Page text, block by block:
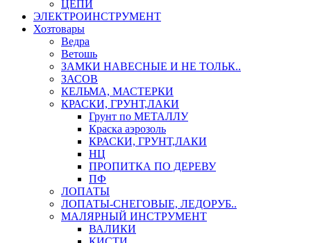
ЦЕПИ
ЭЛЕКТРОИНСТРУМЕНТ
Хозтовары
Ведра
Ветошь
ЗАМКИ НАВЕСНЫЕ И НЕ ТОЛЬК..
ЗАСОВ
КЕЛЬМА, МАСТЕРКИ
КРАСКИ, ГРУНТ,ЛАКИ
Грунт по МЕТАЛЛУ
Краска аэрозоль
КРАСКИ, ГРУНТ,ЛАКИ
НЦ
ПРОПИТКА ПО ДЕРЕВУ
ПФ
ЛОПАТЫ
ЛОПАТЫ-СНЕГОВЫЕ, ЛЕДОРУБ..
МАЛЯРНЫЙ ИНСТРУМЕНТ
ВАЛИКИ